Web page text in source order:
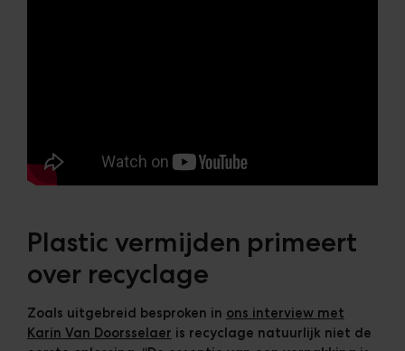
Plastic vermijden primeert
over recyclage
Zoals uitgebreid besproken in ons interview met
Karin Van Doorsselaer is recyclage natuurlijk niet de